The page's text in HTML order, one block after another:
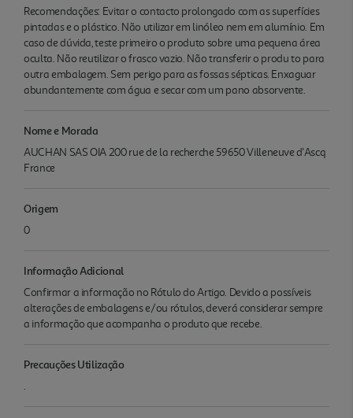
Recomendações: Evitar o contacto prolongado com as superfícies
pintadas e o plástico. Não utilizar em linóleo nem em alumínio. Em
caso de dúvida, teste primeiro o produto sobre uma pequena área
oculta. Não reutilizar o frasco vazio. Não transferir o produ to para
outra embalagem. Sem perigo para as fossas sépticas. Enxaguar
abundantemente com água e secar com um pano absorvente.
Nome e Morada
AUCHAN SAS OIA 200 rue de la recherche 59650 Villeneuve d'Ascq
France
Origem
0
Informação Adicional
Confirmar a informação no Rótulo do Artigo. Devido a possíveis
alterações de embalagens e/ou rótulos, deverá considerar sempre
a informação que acompanha o produto que recebe.
Precauções Utilização
.